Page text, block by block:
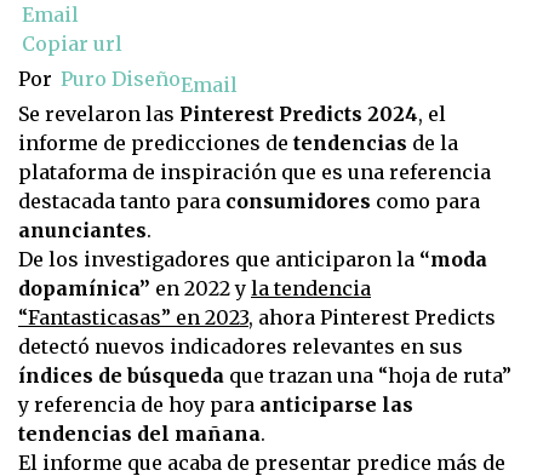
Email
Copiar url
Por Puro DiseñoEmail
Se revelaron las Pinterest Predicts 2024, el
informe de predicciones de tendencias de la
plataforma de inspiración que es una referencia
destacada tanto para consumidores como para
anunciantes.
De los investigadores que anticiparon la “moda
dopamínica” en 2022 y la tendencia
“Fantasticasas” en 2023, ahora Pinterest Predicts
detectó nuevos indicadores relevantes en sus
índices de búsqueda que trazan una “hoja de ruta”
y referencia de hoy para anticiparse las
tendencias del mañana.
El informe que acaba de presentar predice más de